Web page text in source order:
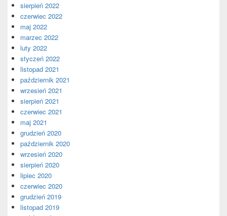
sierpień 2022
czerwiec 2022
maj 2022
marzec 2022
luty 2022
styczeń 2022
listopad 2021
październik 2021
wrzesień 2021
sierpień 2021
czerwiec 2021
maj 2021
grudzień 2020
październik 2020
wrzesień 2020
sierpień 2020
lipiec 2020
czerwiec 2020
grudzień 2019
listopad 2019